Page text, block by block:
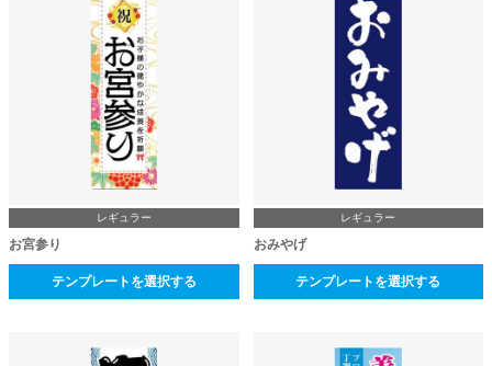
レギュラー
お宮参り
テンプレートを選択する
レギュラー
おみやげ
テンプレートを選択する